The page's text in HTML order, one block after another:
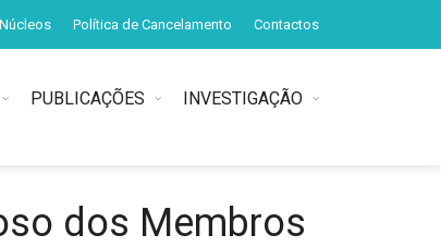
Política de Cancelamento Contactos
PUBLICAÇÕES INVESTIGAÇÃO
dos Membros